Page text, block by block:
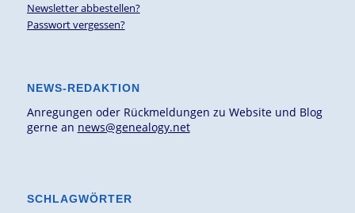
Newsletter abbestellen?
Passwort vergessen?
NEWS-REDAKTION
Anregungen oder Rückmeldungen zu Website und Blog
gerne an news@genealogy.net
SCHLAGWÖRTER